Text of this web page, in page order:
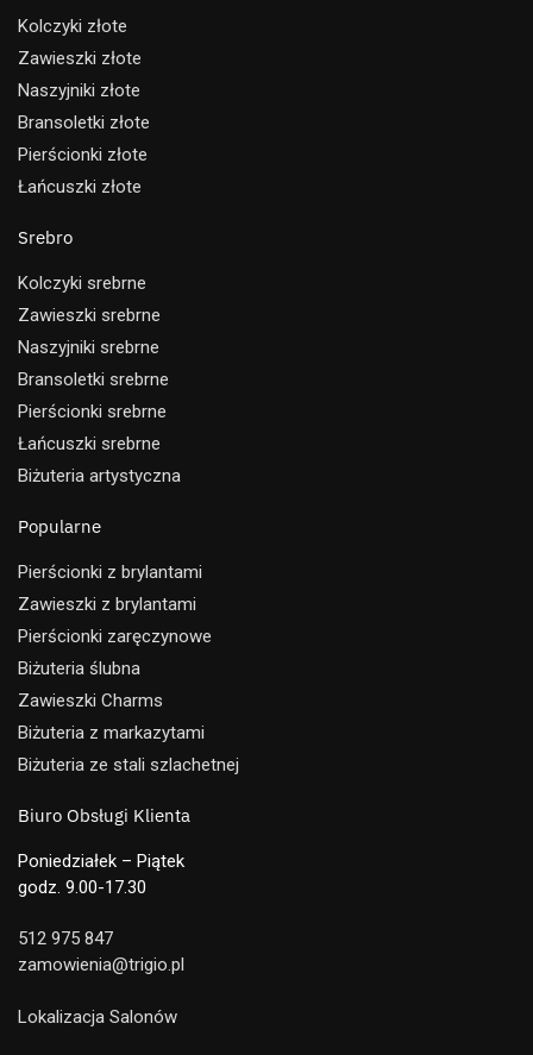
Kolczyki złote
Zawieszki złote
Naszyjniki złote
Bransoletki złote
Pierścionki złote
Łańcuszki złote
Srebro
Kolczyki srebrne
Zawieszki srebrne
Naszyjniki srebrne
Bransoletki srebrne
Pierścionki srebrne
Łańcuszki srebrne
Biżuteria artystyczna
Popularne
Pierścionki z brylantami
Zawieszki z brylantami
Pierścionki zaręczynowe
Biżuteria ślubna
Zawieszki Charms
Biżuteria z markazytami
Biżuteria ze stali szlachetnej
Biuro Obsługi Klienta
Poniedziałek – Piątek
godz. 9.00-17.30
512 975 847
zamowienia@trigio.pl
Lokalizacja Salonów